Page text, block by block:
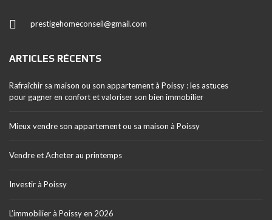
prestigehomeconseil@gmail.com
ARTICLES RÉCENTS
Rafraîchir sa maison ou son appartement à Poissy : les astuces
pour gagner en confort et valoriser son bien immobilier
Mieux vendre son appartement ou sa maison à Poissy
Vendre et Acheter au printemps
Investir à Poissy
L’immobilier à Poissy en 2026